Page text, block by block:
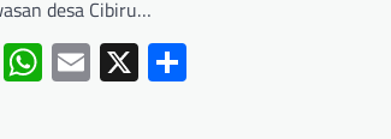
desa Cibiru…
WhatsApp
Email
X Share